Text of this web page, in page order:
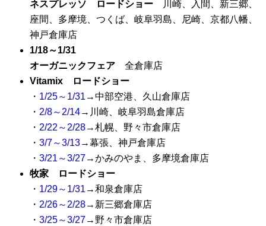
ネスプレッソ ロードショー
川崎、入間、新三郷、
座間、多摩境、つくば、岐阜羽島、尼崎、京都八幡、
神戸倉庫店
1/18～1/31
オーガニックフェア 全倉庫店
Vitamix ロードショー
・ 1/25～1/31→中部空港、久山倉庫店
・ 2/8～2/14→川崎、岐阜羽島倉庫店
・ 2/22～2/28→札幌、野々市倉庫店
・ 3/7～3/13→幕張、神戸倉庫店
・ 3/21～3/27 →かみのやま、多摩境倉庫店
牧家 ロードショー
・ 1/29～1/31→和泉倉庫店
・ 2/26～2/28→新三郷倉庫店
・ 3/25～3/27 →野々市倉庫店